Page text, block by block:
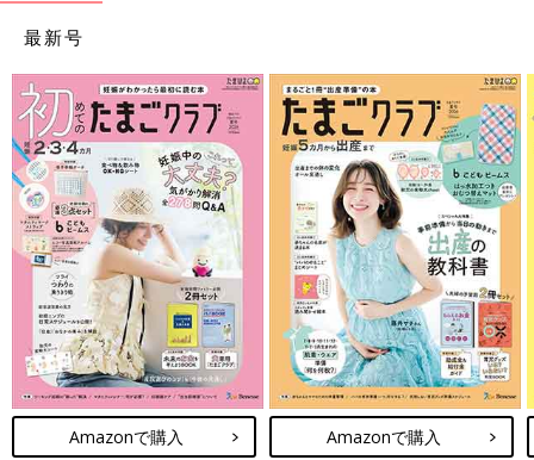
最新号
Amazonで購入 Amazonで購入